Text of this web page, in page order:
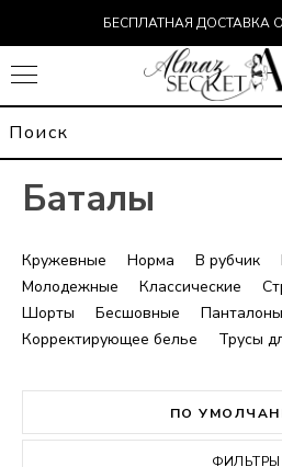
БЕСПЛАТНАЯ ДОСТАВКА
Баталы
Кружевные Норма В рубчик
Молодежные
Классические
Шорты
Бесшовные
Панталоны
Корректирующее белье
Трусы
ПО
ФИЛЬТРЫ